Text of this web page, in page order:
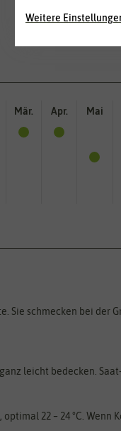
Mild
Mär. Apr. Mai
Sie schmecken bei der
leicht bedecken.
optimal 22 – 24 °C.
Weitere